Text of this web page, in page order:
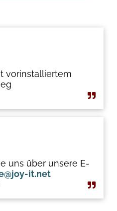
vorinstalliertem
uns über unsere E-
it.net